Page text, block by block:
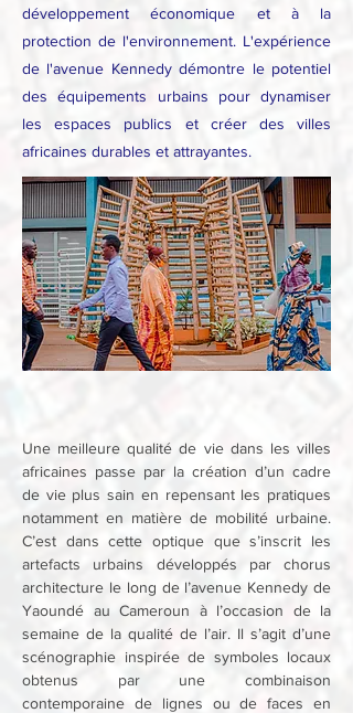
développement économique et à la
protection de l'environnement. L'expérience
de l'avenue Kennedy démontre le potentiel
des équipements urbains pour dynamiser
les espaces publics et créer des villes
africaines durables et attrayantes.
Une meilleure qualité de vie dans les villes
africaines passe par la création d’un cadre
de vie plus sain en repensant les pratiques
notamment en matière de mobilité urbaine.
C’est dans cette optique que s’inscrit les
artefacts urbains développés par chorus
architecture le long de l’avenue Kennedy de
Yaoundé au Cameroun à l’occasion de la
semaine de la qualité de l’air. Il s’agit d’une
scénographie inspirée de symboles locaux
obtenus par une combinaison
contemporaine de lignes ou de faces en